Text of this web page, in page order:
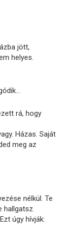
jött,
helyes.
rá, hogy
Házas. Saját
meg az
nélkül. Te
hallgatsz.
úgy hívják: